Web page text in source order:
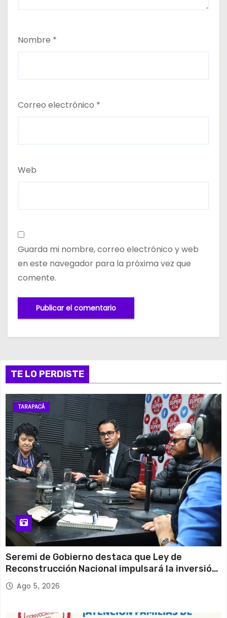
Nombre *
Correo electrónico *
Web
Guarda mi nombre, correo electrónico y web
en este navegador para la próxima vez que
comente.
TE LO PERDISTE
TARAPACÁ
Seremi de Gobierno destaca que Ley de
Reconstrucción Nacional impulsará la inversión
y el empleo en Tarapacá
Ago 5, 2026